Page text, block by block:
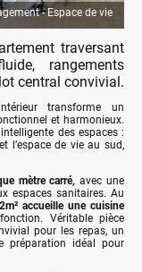
- Espace de vie
traversant
rangements
central convivial.
transforme un
et harmonieux.
des espaces :
l’espace de vie au sud,
mètre carré,avec une
espaces sanitaires. Au
accueille une cuisine
Véritable pièce
pour les repas, un
préparation idéal pour